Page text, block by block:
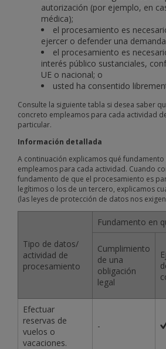
autorización (por ejemplo, en
médica);
el procesamiento es
ejercer o defender una
el procesamiento es
interés público sustanciales,
UE o nacional; o
usted ha consentido
Consulte la siguiente tabla si desea saber
concreto empleamos para cada actividad
particular.
Información detallada
A continuación explicamos qué
empleamos para cada actividad. Cuando
fundamento de que el procesamiento es
legítimos o los de un tercero, explicamos
(las leyes de protección de datos nos
Tipo de datos/
actividad de
procesamiento
Fundamento en
Cumplimiento
de una
obligación
legal
Efectuar
reservas de
vuelos o
vacaciones.
-